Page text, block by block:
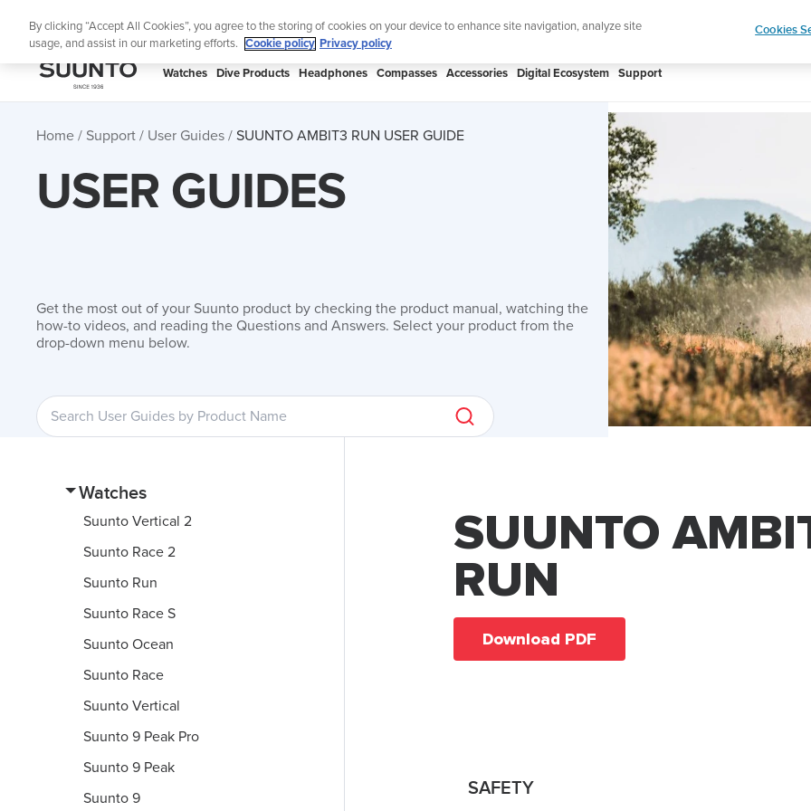
Lightweight sports watch designed for runners Shop
SUUNTO
Watches Dive Products Headphones Compasses Accessories Digital Ecosystem Support
Home Support User Guides SUUNTO AMBIT3 RUN USER GUIDE
USER GUIDES
Get the most out of your Suunto product by checking the product manual, watching the
how-to videos, and reading the Questions and Answers. Select your product from the
drop-down menu below.
Watches
Suunto Vertical 2
Suunto Race 2
Suunto Run
Suunto Race S
Suunto Ocean
Suunto Race
Suunto Vertical
Suunto 9 Peak Pro
Suunto 9 Peak
Suunto 9
SUUNTO
RUN
Download PDF
SAFETY
By clicking “Accept All Cookies”, you agree to the storing of cookies on your device to enhance site navigation, analyze site
usage, and assist in our marketing efforts.
Cookie policy Privacy policy
Cookies